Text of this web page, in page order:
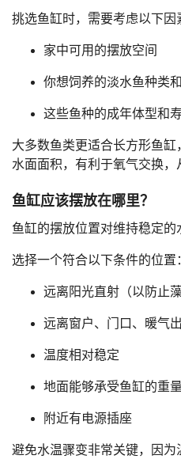
挑选鱼缸时，需要考虑以下因
家中可用的摆放空间
你想饲养的淡水鱼种类
这些鱼种的成年体型和
大多数鱼类更适合长方形鱼
水面面积，有利于氧气交换，
鱼缸应该摆放在哪里？
鱼缸的摆放位置对维持稳定的
选择一个符合以下条件的位置
远离阳光直射（以防止
远离窗户、门口、暖气
温度相对稳定
地面能够承受鱼缸的重量
附近有电源插座
避免水温骤变非常关键，因